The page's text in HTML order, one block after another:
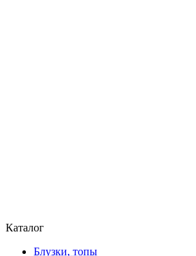
Каталог
Блузки, топы